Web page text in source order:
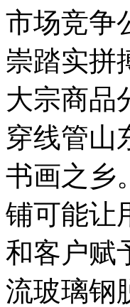
市场竞争
崇踏实拼
大宗商品
穿线管山
书画之乡
铺可能让
和客户赋
流玻璃钢